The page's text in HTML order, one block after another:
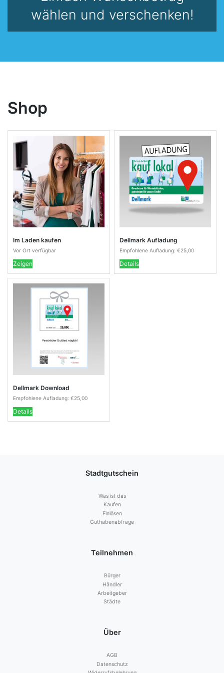
wählen und verschenken!
Shop
Im Laden kaufen
Vor Ort verfügbar
Zeigen
Dellmark Aufladung
Empfohlene Aufladung: €25,00
Details
Dellmark Download
Empfohlene Aufladung: €25,00
Details
Stadtgutschein
Was ist das
Kaufen
Einlösen
Guthabenabfrage
Teilnehmen
Bürger
Händler
Arbeitgeber
Städte
Über
AGB
Datenschutz